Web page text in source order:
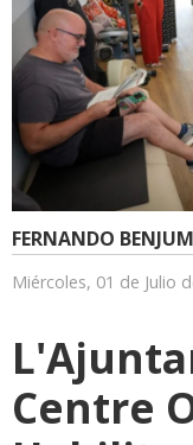
FERNANDO
Miércoles, 01 de Julio
Centre